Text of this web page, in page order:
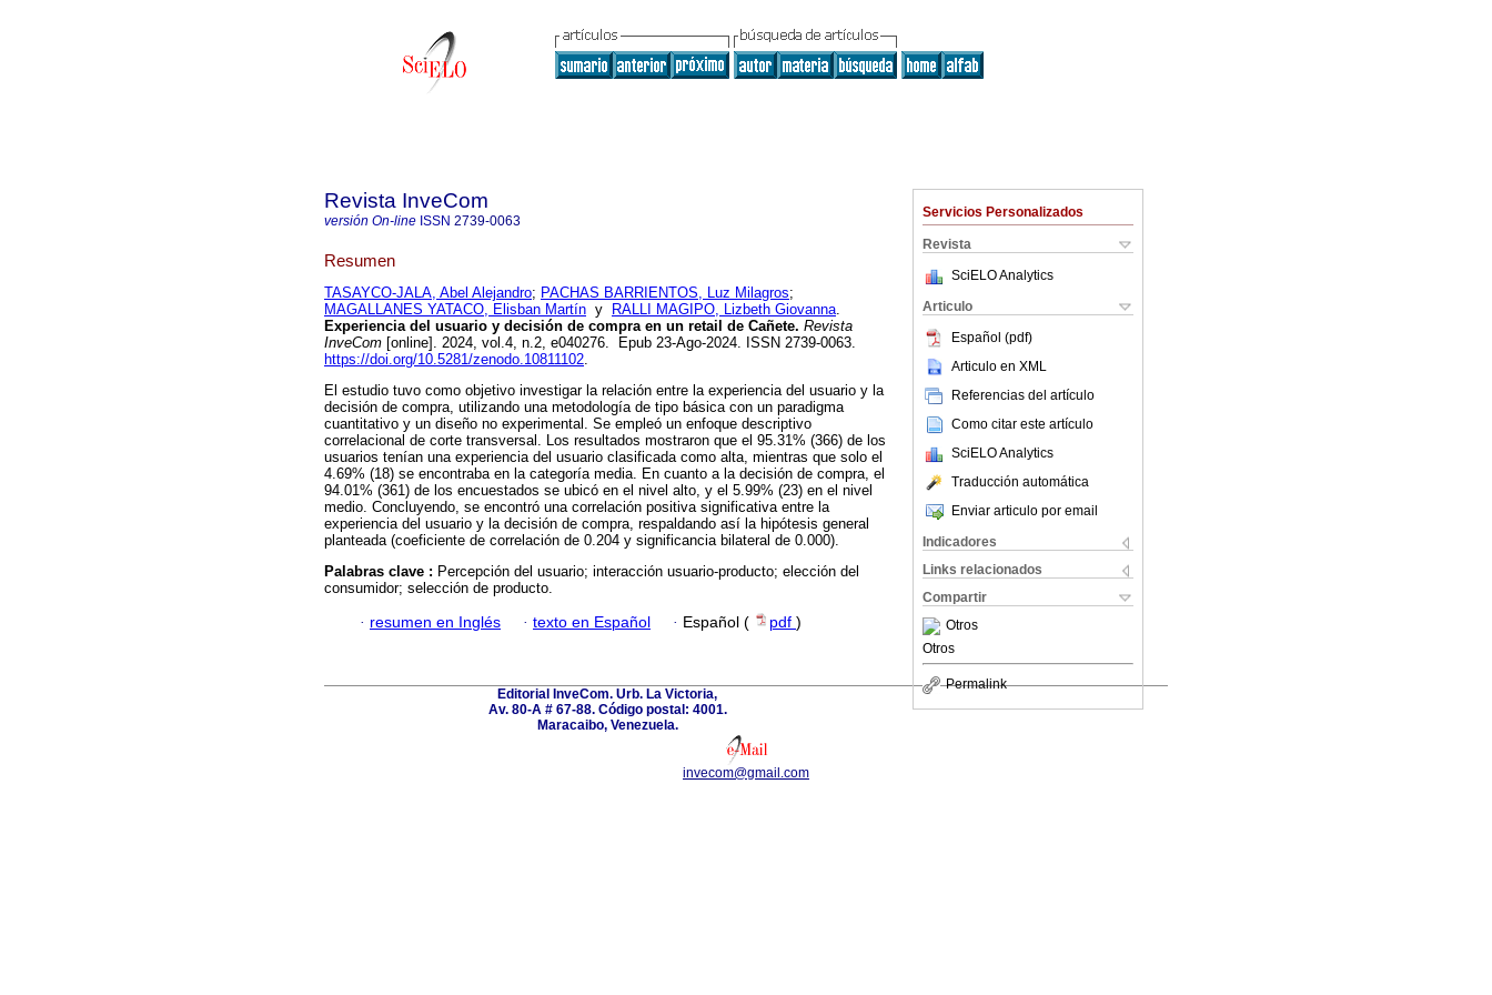
Servicios Personalizados
Revista
SciELO Analytics
Articulo
Español (pdf)
Articulo en XML
Referencias del artículo
Como citar este artículo
SciELO Analytics
Traducción automática
Enviar articulo por email
Indicadores
Links relacionados
Compartir
Otros
Otros
Permalink
Revista InveCom
versión On-line ISSN 2739-0063
Resumen
TASAYCO-JALA, Abel Alejandro; PACHAS BARRIENTOS, Luz Milagros;
MAGALLANES YATACO, Elisban Martín y RALLI MAGIPO, Lizbeth Giovanna.
Experiencia del usuario y decisión de compra en un retail de Cañete. Revista
InveCom [online]. 2024, vol.4, n.2, e040276. Epub 23-Ago-2024. ISSN 2739-0063.
https://doi.org/10.5281/zenodo.10811102.
El estudio tuvo como objetivo investigar la relación entre la experiencia del usuario y la
decisión de compra, utilizando una metodología de tipo básica con un paradigma
cuantitativo y un diseño no experimental. Se empleó un enfoque descriptivo
correlacional de corte transversal. Los resultados mostraron que el 95.31% (366) de los
usuarios tenían una experiencia del usuario clasificada como alta, mientras que solo el
4.69% (18) se encontraba en la categoría media. En cuanto a la decisión de compra, el
94.01% (361) de los encuestados se ubicó en el nivel alto, y el 5.99% (23) en el nivel
medio. Concluyendo, se encontró una correlación positiva significativa entre la
experiencia del usuario y la decisión de compra, respaldando así la hipótesis general
planteada (coeficiente de correlación de 0.204 y significancia bilateral de 0.000).
Palabras clave : Percepción del usuario; interacción usuario-producto; elección del
consumidor; selección de producto.
· resumen en Inglés · texto en Español · Español ( pdf )
Editorial InveCom. Urb. La Victoria,
Av. 80-A # 67-88. Código postal: 4001.
Maracaibo, Venezuela.
invecom@gmail.com